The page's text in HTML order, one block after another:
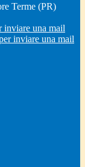
Terme (PR)
inviare una mail
inviare una mail